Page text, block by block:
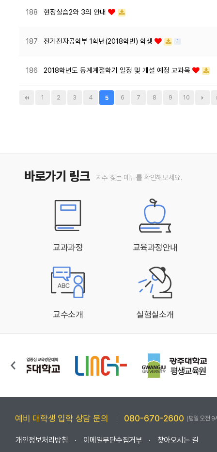
188 현장실습2와 3의 안내
187 전기전자공학부 1학년(2018학번) 학생 1
186 2018학년도 동계계절학기 일정 및 개설 예정 교과목
1 2 3 4 5 6 7 8 9 10
바로가기 링크 자주 찾는 메뉴를 확인해보세요.
교과과정 교육과정안내
교수소개 실험실소개
예비 대학생 입학 상담 문의 080-670-2600 (평일 오전 9
개인정보처리방침 이메일무단수집거부 찾아오시는 길